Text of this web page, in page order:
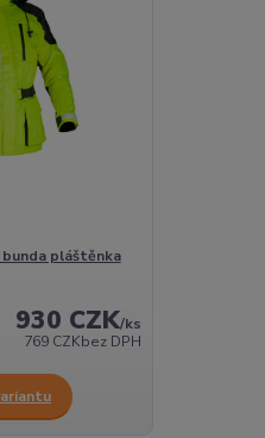
pláštěnka
930 CZK/ks
769 CZKbez DPH